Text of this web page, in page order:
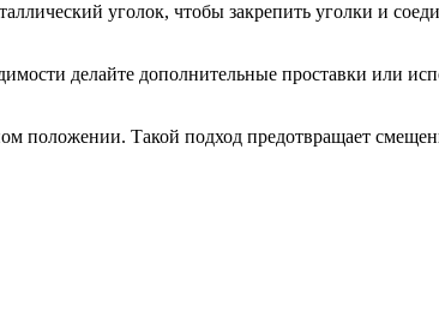
уголок, чтобы закрепить уголки и
делайте дополнительные проставки или
положении. Такой подход предотвращает